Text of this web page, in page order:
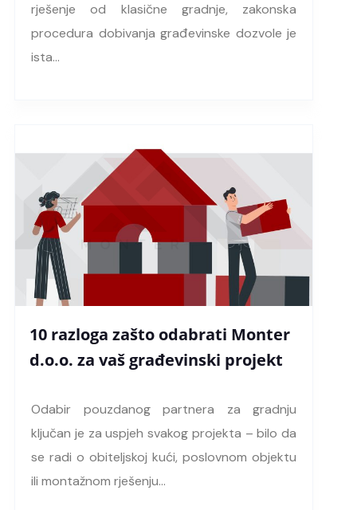
rješenje od klasične gradnje, zakonska
procedura dobivanja građevinske dozvole je
ista…
10 razloga zašto odabrati Monter
d.o.o. za vaš građevinski projekt
Odabir pouzdanog partnera za gradnju
ključan je za uspjeh svakog projekta – bilo da
se radi o obiteljskoj kući, poslovnom objektu
ili montažnom rješenju…